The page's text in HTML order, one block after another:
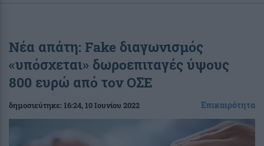
Νέα απάτη: Fake διαγωνισμός
«υπόσχεται» δωροεπιταγές ύψους
800 ευρώ από τον ΟΣΕ
δημοσιεύτηκε:16:24, 10 Ιουνίου 2022 Επικαιρότητα